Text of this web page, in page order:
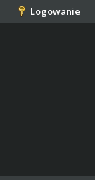
Logowanie